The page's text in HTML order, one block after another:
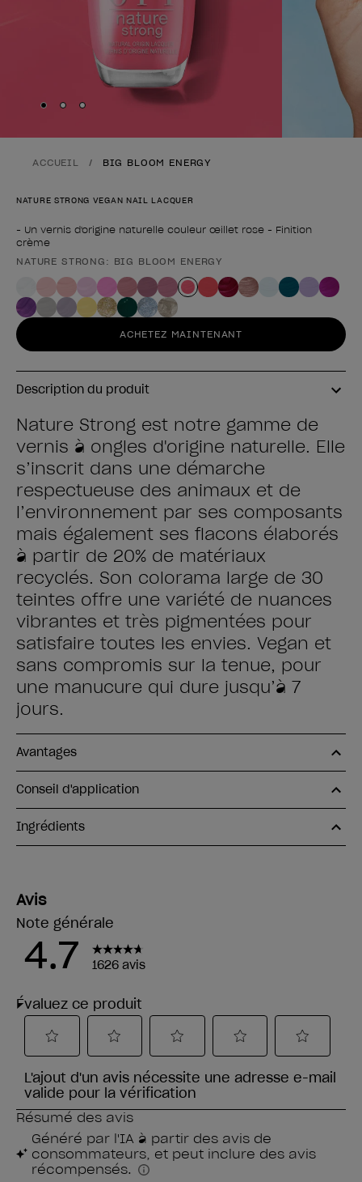
Skip to slide
Skip to slide
Skip to slide
ACCUEIL BIG BLOOM ENERGY
NATURE STRONG VEGAN NAIL LACQUER
- Un vernis d'origine naturelle couleur œillet rose - Finition
crème
Forme du produit
NATURE STRONG: BIG BLOOM ENERGY
ACHETEZ MAINTENANT
Description du produit
Nature Strong est notre gamme de
vernis à ongles d'origine naturelle. Elle
s’inscrit dans une démarche
respectueuse des animaux et de
l’environnement par ses composants
mais également ses flacons élaborés
à partir de 20% de matériaux
recyclés. Son colorama large de 30
teintes offre une variété de nuances
vibrantes et très pigmentées pour
satisfaire toutes les envies. Vegan et
sans compromis sur la tenue, pour
une manucure qui dure jusqu’à 7
jours.
Avantages
Conseil d'application
Ingrédients